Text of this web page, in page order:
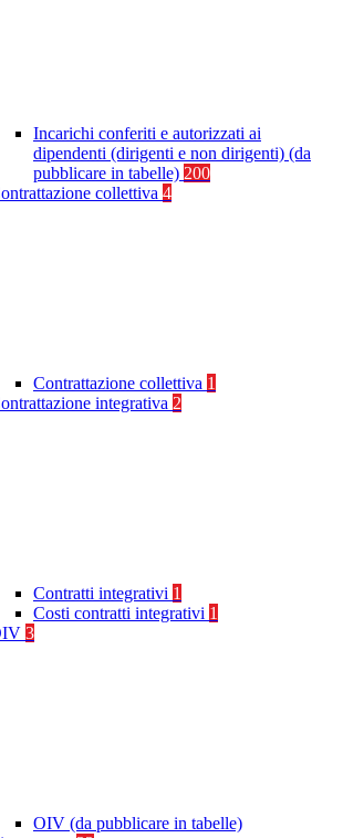
Incarichi conferiti e autorizzati ai
dipendenti (dirigenti e non dirigenti) (da
pubblicare in tabelle) 200
collettiva 4
Contrattazione collettiva 1
integrativa 2
Contratti integrativi 1
Costi contratti integrativi 1
3
OIV (da pubblicare in tabelle)